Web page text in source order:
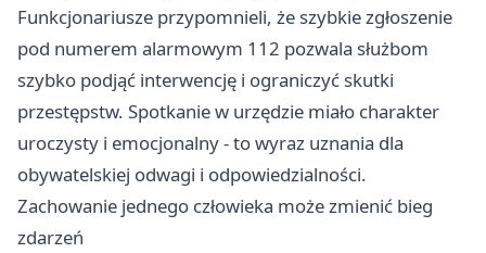
Funkcjonariusze przypomnieli, że szybkie zgłoszenie
pod numerem alarmowym 112 pozwala służbom
szybko podjąć interwencję i ograniczyć skutki
przestępstw. Spotkanie w urzędzie miało charakter
uroczysty i emocjonalny - to wyraz uznania dla
obywatelskiej odwagi i odpowiedzialności.
Zachowanie jednego człowieka może zmienić bieg
zdarzeń